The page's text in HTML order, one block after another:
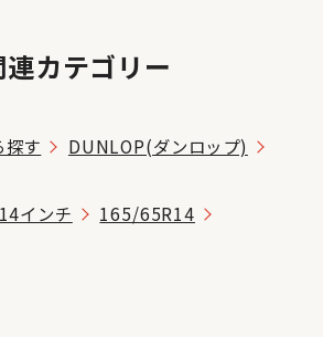
連カテゴリー
探す DUNLOP(ダンロップ)
14インチ 165/65R14